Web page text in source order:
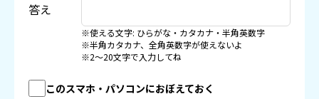
答え
※使える文字: ひらがな・カタカナ・半角英数字
※半角カタカナ、全角英数字が使えないよ
※2〜20文字で入力してね
このスマホ・パソコンにおぼえておく